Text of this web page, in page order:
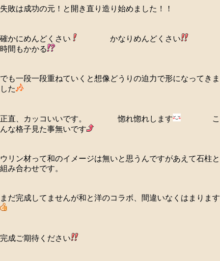
失敗は成功の元！と開き直り造り始めました！！
確かにめんどくさい
かなりめんどくさい
時間もかかる
でも一段一段重ねていくと想像どうりの迫力で形になってきま
した
正直、カッコいいです。 惚れ惚れします
こ
んな格子見た事無いです
ウリン材って和のイメージは無いと思うんですがあえて石柱と
組み合わせです。
まだ完成してませんが和と洋のコラボ、間違いなくはまります
完成ご期待ください